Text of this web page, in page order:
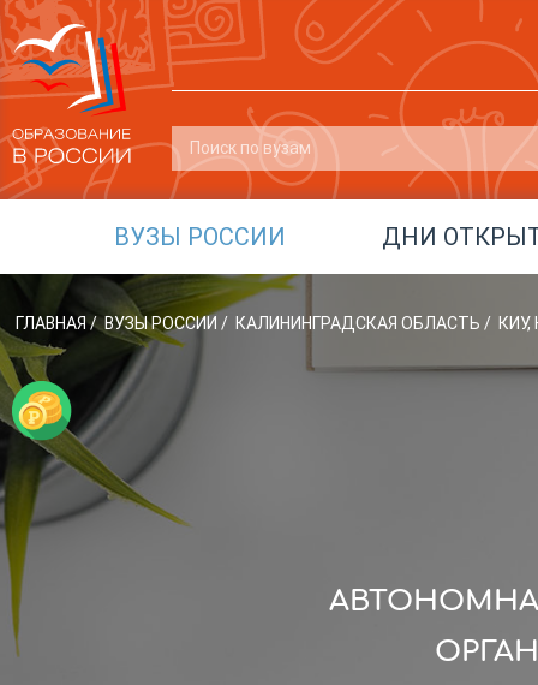
ВУЗЫ РОССИИ ДНИ
ГЛАВНАЯ/ ВУЗЫ РОССИИ / КАЛИНИНГРАДСКАЯ ОБЛАСТЬ /